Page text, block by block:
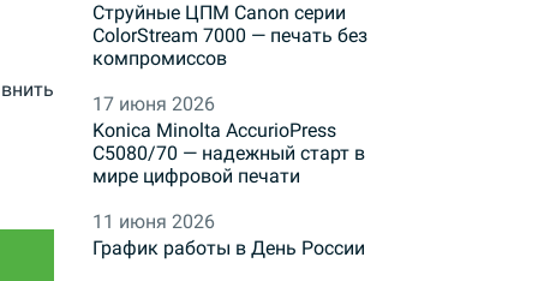
Струйные ЦПМ Canon серии
ColorStream 7000 — печать без
компромиссов
17 июня 2026
Konica Minolta AccurioPress
C5080/70 — надежный старт в
мире цифровой печати
11 июня 2026
График работы в День России